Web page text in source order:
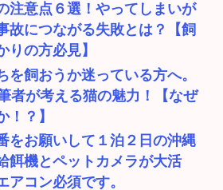
注意点６選！やってしまいが
故につながる失敗とは？【飼
りの方必見】
を飼おうか迷っている方へ。
者が考える猫の魅力！【なぜ
！？】
をお願いして１泊２日の沖縄
餌機とペットカメラが大活
アコン必須です。